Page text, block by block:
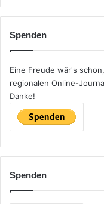
Spenden
Eine Freude wär's
regionalen Online-
Danke!
Spenden